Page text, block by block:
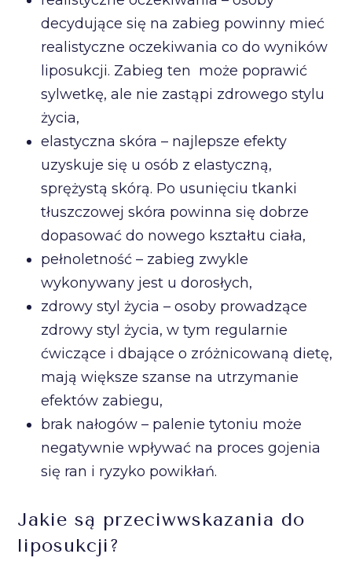
decydujące się na zabieg powinny mieć
realistyczne oczekiwania co do wyników
liposukcji. Zabieg ten może poprawić
sylwetkę, ale nie zastąpi zdrowego stylu
życia,
elastyczna skóra – najlepsze efekty
uzyskuje się u osób z elastyczną,
sprężystą skórą. Po usunięciu tkanki
tłuszczowej skóra powinna się dobrze
dopasować do nowego kształtu ciała,
pełnoletność – zabieg zwykle
wykonywany jest u dorosłych,
zdrowy styl życia – osoby prowadzące
zdrowy styl życia, w tym regularnie
ćwiczące i dbające o zróżnicowaną dietę,
mają większe szanse na utrzymanie
efektów zabiegu,
brak nałogów – palenie tytoniu może
negatywnie wpływać na proces gojenia
się ran i ryzyko powikłań.
Jakie są przeciwwskazania do
liposukcji?